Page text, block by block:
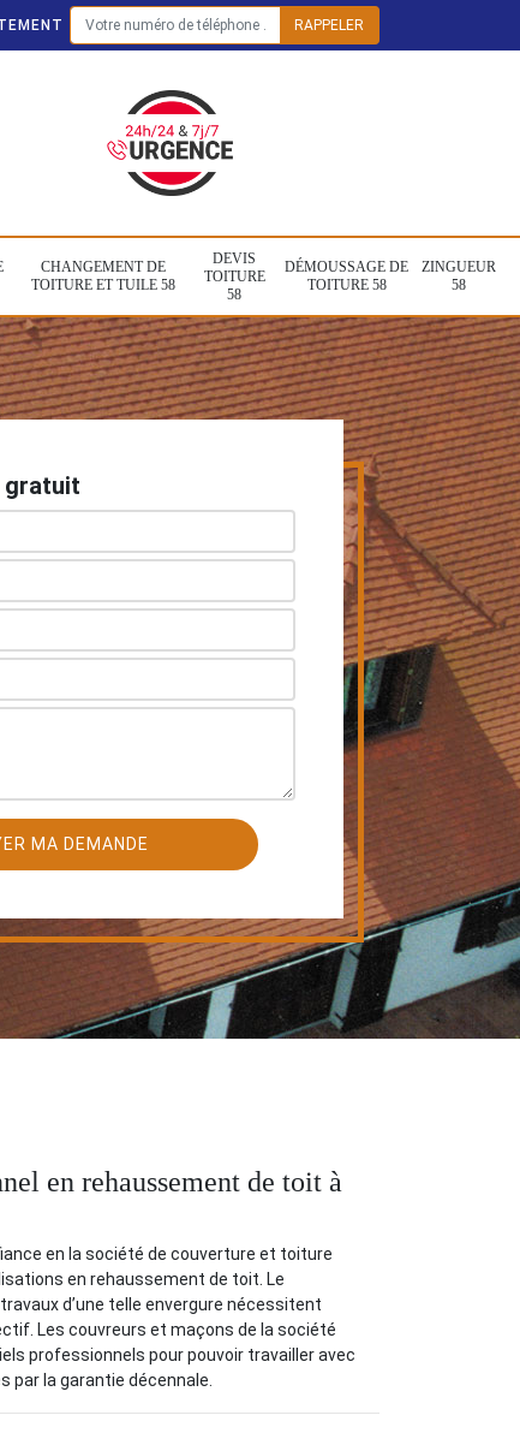
CHANGEMENT DE
TOITURE ET TUILE 58
DEVIS
TOITURE
58
DÉMOUSSAGE DE
TOITURE 58
ZINGUEUR
58
gratuit
en rehaussement de toit à
en la société de couverture et toiture
en rehaussement de toit. Le
d’une telle envergure nécessitent
Les couvreurs et maçons de la société
professionnels pour pouvoir travailler avec
par la garantie décennale.